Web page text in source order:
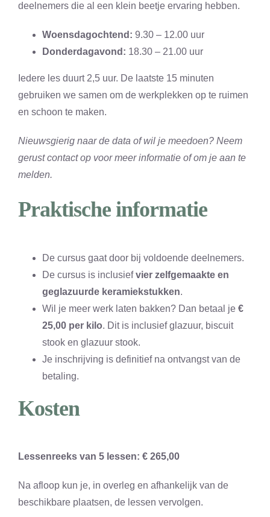
deelnemers die al een klein beetje ervaring hebben.
Woensdagochtend: 9.30 – 12.00 uur
Donderdagavond: 18.30 – 21.00 uur
Iedere les duurt 2,5 uur. De laatste 15 minuten
gebruiken we samen om de werkplekken op te ruimen
en schoon te maken.
Nieuwsgierig naar de data of wil je meedoen? Neem
gerust contact op voor meer informatie of om je aan te
melden.
Praktische informatie
De cursus gaat door bij voldoende deelnemers.
De cursus is inclusiefvier zelfgemaakte en
geglazuurde keramiekstukken.
Wil je meer werk laten bakken? Dan betaal je €
25,00 per kilo. Dit is inclusief glazuur, biscuit
stook en glazuur stook.
Je inschrijving is definitief na ontvangst van de
betaling.
Kosten
Lessenreeks van 5 lessen: € 265,00
Na afloop kun je, in overleg en afhankelijk van de
beschikbare plaatsen, de lessen vervolgen.